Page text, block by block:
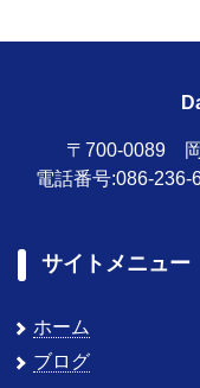
〒700-0089
電話番号:086-236-
サイトメニュー
ホーム
ブログ